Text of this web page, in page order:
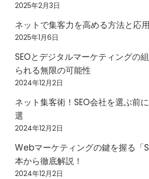
2025年2月3日
ネットで集客力を高める方法と応用
2025年1月6日
SEOとデジタルマーケティングの
られる無限の可能性
2024年12月2日
ネット集客術！SEO会社を選ぶ前
選
2024年12月2日
Webマーケティングの鍵を握る「
本から徹底解説！
2024年12月2日